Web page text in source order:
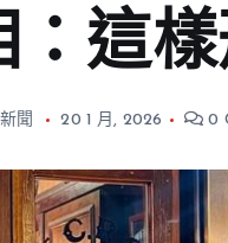
：這
聞 20 1 月, 2026 0